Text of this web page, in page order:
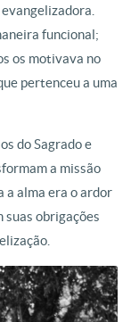
funcional;
os motivava no
pertenceu a uma
do Sagrado e
a missão
a alma era o ardor
suas obrigações